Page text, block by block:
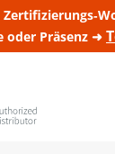
oder Präsenz ➜